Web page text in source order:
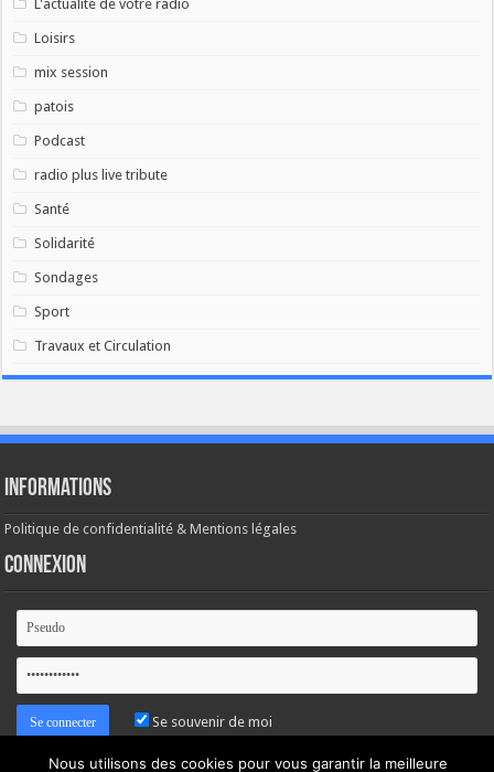
L'actualité de votre radio
Loisirs
mix session
patois
Podcast
radio plus live tribute
Santé
Solidarité
Sondages
Sport
Travaux et Circulation
Informations
Politique de confidentialité & Mentions légales
Connexion
Se souvenir de moi
Nous utilisons des cookies pour vous garantir la meilleure